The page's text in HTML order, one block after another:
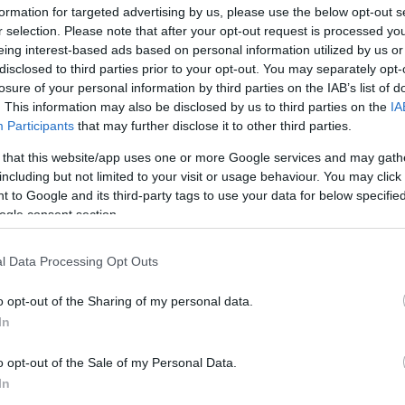
for targeted advertising by us, please use the below opt-out
selection. Please note that after your opt-out request is processed
interest-based ads based on personal information utilized by us
to third parties prior to your opt-out. You may separately
of your personal information by third parties on the IAB’s list of
This information may also be disclosed by us to third parties on the
Participants that may further disclose it to other third parties.
that this website/app uses one or more Google services and may
but not limited to your visit or usage behaviour. You may
to Google and its third-party tags to use your data for below
consent section.
Data Processing Opt Outs
opt-out of the Sharing of my personal data.
opt-out of the Sale of my Personal Data.
délutántól egészen estig látványos
tánctanárok - közölték a szervezők az MTI-vel.
évre több ezren látogatják a csatlakozott
egyaránt, hogy megismerhessék a